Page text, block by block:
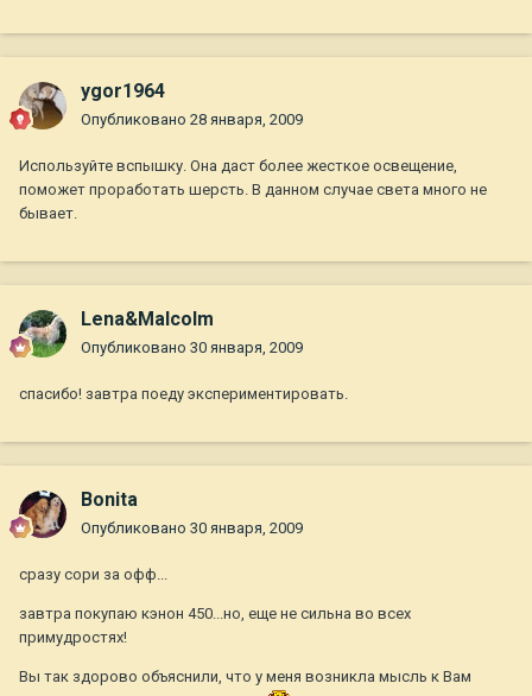
ygor1964
Опубликовано 28 января, 2009
Используйте вспышку. Она даст более жесткое освещение,
поможет проработать шерсть. В данном случае света много не
бывает.
Lena&Malcolm
Опубликовано 30 января, 2009
спасибо! завтра поеду экспериментировать.
Bonita
Опубликовано 30 января, 2009
сразу сори за офф...
завтра покупаю кэнон 450...но, еще не сильна во всех
примудростях!
Вы так здорово объяснили, что у меня возникла мысль к Вам